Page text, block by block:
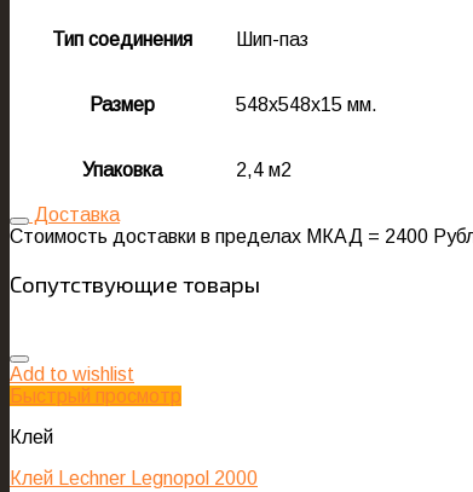
Тип соединения Шип-паз
Размер 548х548х15 мм.
Упаковка 2,4 м2
Доставка
Стоимость доставки в пределах МКАД = 2400
Сопутствующие товары
Add to wishlist
Быстрый просмотр
Клей
Клей Lechner Legnopol 2000